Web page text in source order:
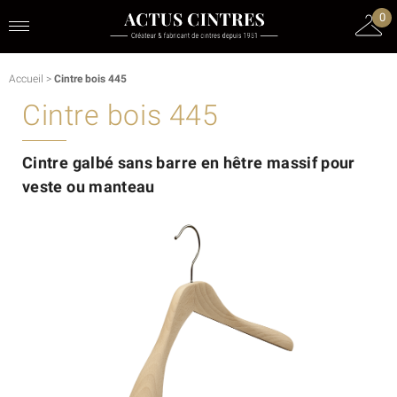
0
Accueil > Cintre bois 445
Cintre bois 445
Cintre galbé sans barre en hêtre massif pour
veste ou manteau